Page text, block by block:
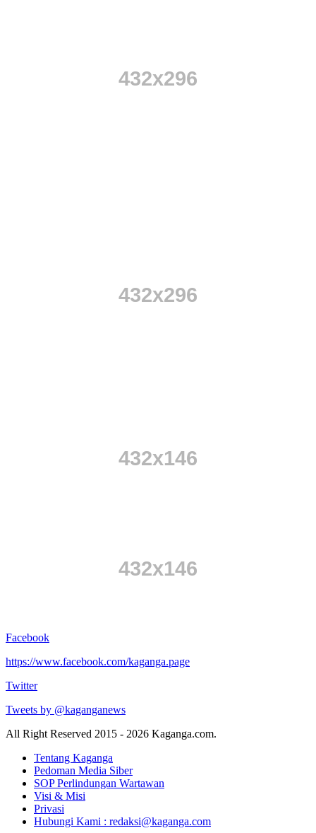
Facebook
https://www.facebook.com/kaganga.page
Twitter
Tweets by @kaganganews
All Right Reserved 2015 - 2026 Kaganga.com.
Tentang Kaganga
Pedoman Media Siber
SOP Perlindungan Wartawan
Visi & Misi
Privasi
Hubungi Kami : redaksi@kaganga.com